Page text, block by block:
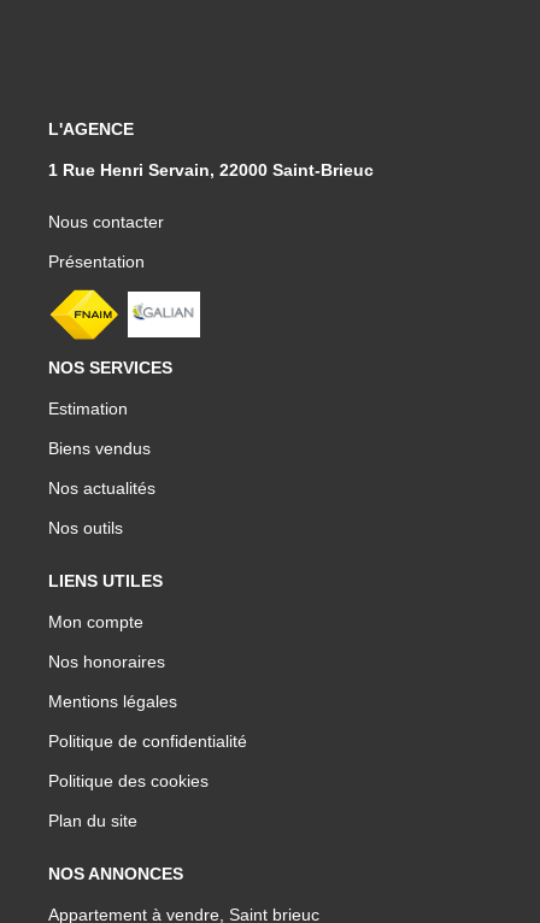
L'AGENCE
1 Rue Henri Servain, 22000 Saint-Brieuc
Nous contacter
Présentation
NOS SERVICES
Estimation
Biens vendus
Nos actualités
Nos outils
LIENS UTILES
Mon compte
Nos honoraires
Mentions légales
Politique de confidentialité
Politique des cookies
Plan du site
NOS ANNONCES
Appartement à vendre, Saint brieuc